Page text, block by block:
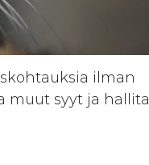
ilman
muut syyt ja hallita